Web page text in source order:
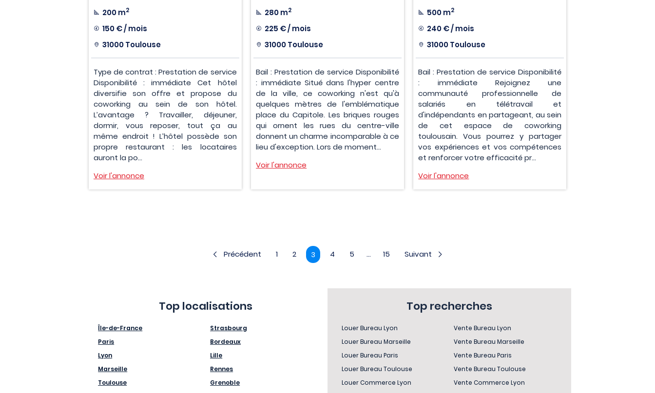
200 m2
150 € / mois
31000 Toulouse
Type de contrat : Prestation de service
Disponibilité : immédiate Cet hôtel
diversifie son offre et propose du
coworking au sein de son hôtel.
L’avantage ? Travailler, déjeuner,
dormir, vous reposer, tout ça au
même endroit ! L’hôtel possède son
propre restaurant : les locataires
auront la po...
Voir l'annonce
280 m2
225 € / mois
31000 Toulouse
Bail : Prestation de service Disponibilité
: immédiate Situé dans l'hyper centre
de la ville, ce coworking n'est qu'à
quelques mètres de l'emblématique
place du Capitole. Les briques rouges
qui ornent les rues du centre-ville
donnent un charme incomparable à ce
lieu d'exception. Lors de moment...
Voir l'annonce
500 m2
240 € / mois
31000 Toulouse
Bail : Prestation de service Disponibilité
: immédiate Rejoignez une
communauté professionnelle de
salariés en télétravail et
d'indépendants en partageant, au sein
de cet espace de coworking
toulousain. Vous pourrez y partager
vos expériences et vos compétences
et renforcer votre efficacité pr...
Voir l'annonce
Précédent 1 2 3 4 5 ... 15 Suivant
Top localisations
Île-de-France
Paris
Lyon
Marseille
Toulouse
Strasbourg
Bordeaux
Lille
Rennes
Grenoble
Top recherches
Louer Bureau Lyon
Louer Bureau Marseille
Louer Bureau Paris
Louer Bureau Toulouse
Louer Commerce Lyon
Vente Bureau Lyon
Vente Bureau Marseille
Vente Bureau Paris
Vente Bureau Toulouse
Vente Commerce Lyon